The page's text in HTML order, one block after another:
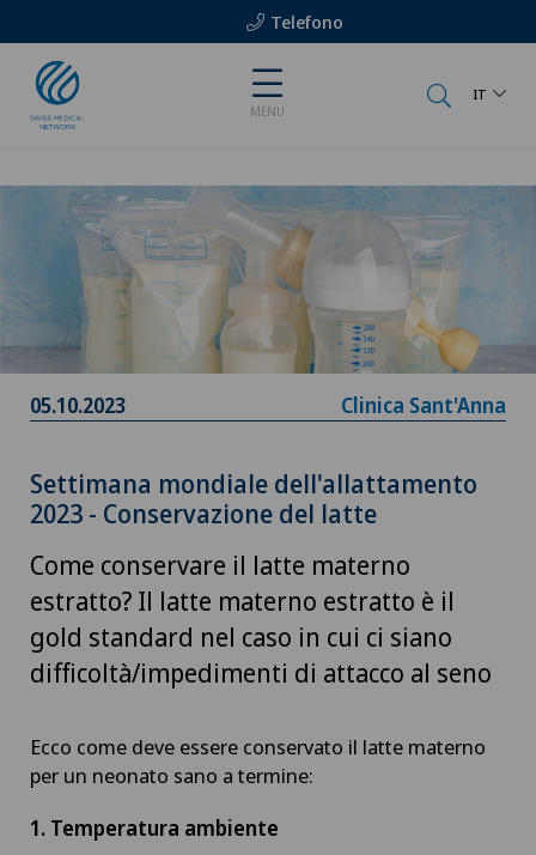
Telefono
MENU
IT
05.10.2023 Clinica Sant'Anna
Settimana mondiale dell'allattamento
2023 - Conservazione del latte
Come conservare il latte materno
estratto? Il latte materno estratto è il
gold standard nel caso in cui ci siano
difficoltà/impedimenti di attacco al seno
Ecco come deve essere conservato il latte materno
per un neonato sano a termine:
1. Temperatura ambiente